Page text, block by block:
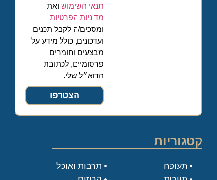
תנאי השימוש ואת
מדיניות הפרטיות
ומסכים/ה לקבל תכנים
ועדכונים, כולל מידע על
מבצעים וחומרים
פרסומיים, לכתובת
הדוא״ל שלי.
הצטרפו
קטגוריות
תעופה
תרבות ואוכל